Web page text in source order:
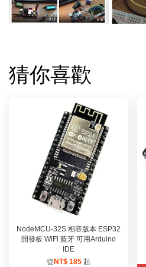
猜你喜歡
NodeMCU-32S 相容版本 ESP32
開發板 WiFi 藍牙 可用Arduino
IDE
從 NT$ 185 起